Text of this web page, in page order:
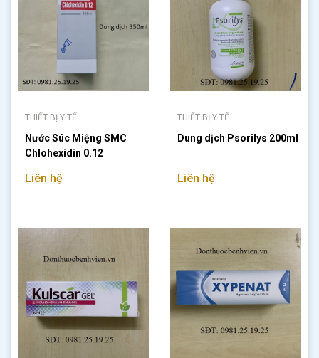
THIẾT BỊ Y TẾ
Nước Súc Miệng SMC
Chlohexidin 0.12
Liên hệ
THIẾT BỊ Y TẾ
Dung dịch Psorilys 200ml
Liên hệ